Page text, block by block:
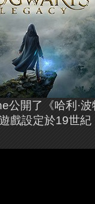
公開了《哈利·
戲設定於19世